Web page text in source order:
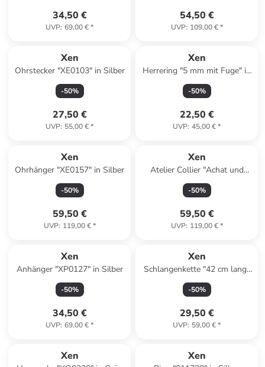
34,50 €
UVP: 69,00 €*
54,50 €
UVP: 109,00 €*
Xen
Ohrstecker "XE0103" in Silber
-50%
27,50 €
UVP: 55,00 €*
Xen
Herrering "5 mm mit Fuge" in
Silber
-50%
22,50 €
UVP: 45,00 €*
Xen
Ohrhänger "XE0157" in Silber
-50%
59,50 €
UVP: 119,00 €*
Xen
Atelier Collier "Achat und
Süßwasserzuchtperle" in
Silber
-50%
59,50 €
UVP: 119,00 €*
Xen
Anhänger "XP0127" in Silber
-50%
34,50 €
UVP: 69,00 €*
Xen
Schlangenkette "42 cm lang"
in Schwarz
-50%
29,50 €
UVP: 59,00 €*
Xen Xen